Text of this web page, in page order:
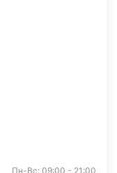
Пн-Вс: 09:00 - 21:00